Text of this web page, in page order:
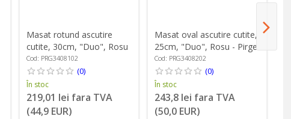
Masat rotund ascutire
cutite, 30cm, "Duo", Rosu
- Pirge
Cod: PRG3408102
(0)
În stoc
219,01 lei fara TVA
(44,9 EUR)
Masat oval ascutire cutite,
25cm, "Duo", Rosu - Pirge
Cod: PRG3408202
(0)
În stoc
243,8 lei fara TVA
(50,0 EUR)